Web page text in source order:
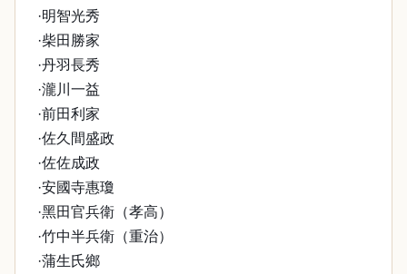
·明智光秀
·柴田勝家
·丹羽長秀
·瀧川一益
·前田利家
·佐久間盛政
·佐佐成政
·安國寺惠瓊
·黑田官兵衛（孝高）
·竹中半兵衛（重治）
·蒲生氏鄉